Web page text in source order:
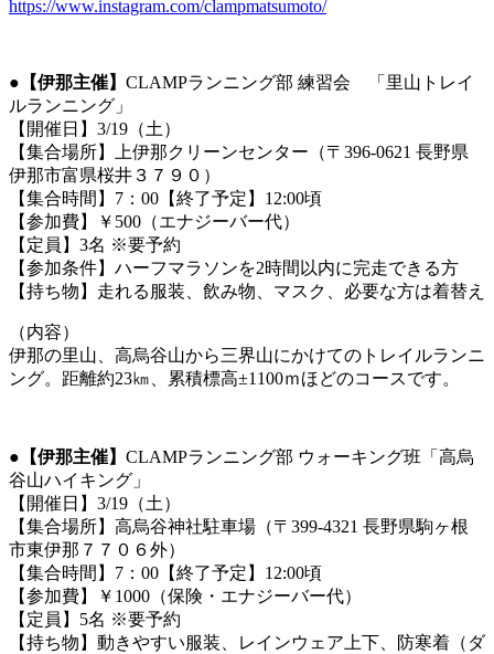
https://www.instagram.com/clampmatsumoto/
● 【伊那主催】 CLAMPランニング部 練習会 「里山トレイ
ルランニング」
【開催日】3/19（土）
【集合場所】上伊那クリーンセンター（〒396-0621 長野県
伊那市富県桜井３７９０）
【集合時間】7：00【終了予定】12:00頃
【参加費】￥500（エナジーバー代）
【定員】3名 ※要予約
【参加条件】ハーフマラソンを2時間以内に完走できる方
【持ち物】走れる服装、飲み物、マスク、必要な方は着替え
（内容）
伊那の里山、高烏谷山から三界山にかけてのトレイルランニ
ング。距離約23㎞、累積標高±1100ｍほどのコースです。
● 【伊那主催】 CLAMPランニング部 ウォーキング班「高烏
谷山ハイキング」
【開催日】3/19（土）
【集合場所】高烏谷神社駐車場（〒399-4321 長野県駒ヶ根
市東伊那７７０６外）
【集合時間】7：00【終了予定】12:00頃
【参加費】￥1000（保険・エナジーバー代）
【定員】5名 ※要予約
【持ち物】動きやすい服装、レインウェア上下、防寒着（ダ